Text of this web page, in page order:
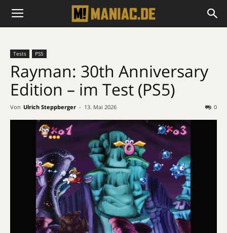
Tests PS5
Rayman: 30th Anniversary
Edition – im Test (PS5)
Von Ulrich Steppberger - 13. Mai 2026 0